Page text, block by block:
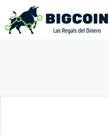
Saltar
contenido